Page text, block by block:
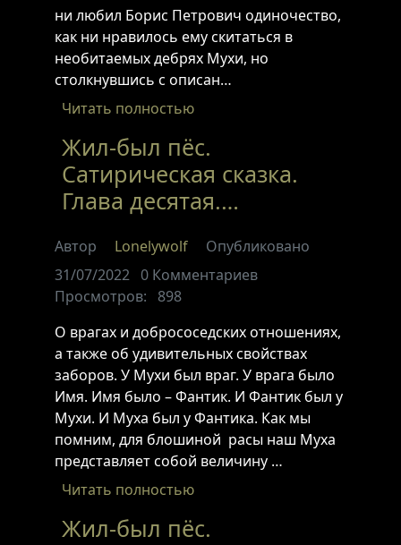
ни любил Борис Петрович одиночество,
как ни нравилось ему скитаться в
необитаемых дебрях Мухи, но
столкнувшись с описан…
Читать полностью
Жил-был пёс.
Сатирическая сказка.
Глава десятая.…
Автор Lonelywolf
Опубликовано
31/07/2022 0 Комментариев
Просмотров:
898
О врагах и добрососедских отношениях,
а также об удивительных свойствах
заборов. У Мухи был враг. У врага было
Имя. Имя было – Фантик. И Фантик был у
Мухи. И Муха был у Фантика. Как мы
помним, для блошиной расы наш Муха
представляет собой величину …
Читать полностью
Жил-был пёс.